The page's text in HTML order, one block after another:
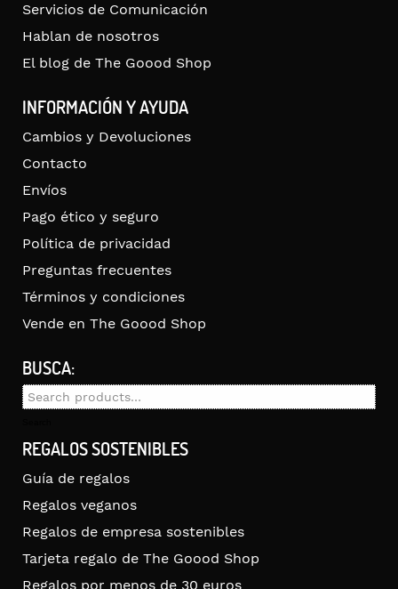
Servicios de Comunicación
Hablan de nosotros
El blog de The Goood Shop
INFORMACIÓN Y AYUDA
Cambios y Devoluciones
Contacto
Envíos
Pago ético y seguro
Política de privacidad
Preguntas frecuentes
Términos y condiciones
Vende en The Goood Shop
BUSCA:
Search
REGALOS SOSTENIBLES
Guía de regalos
Regalos veganos
Regalos de empresa sostenibles
Tarjeta regalo de The Goood Shop
Regalos por menos de 30 euros